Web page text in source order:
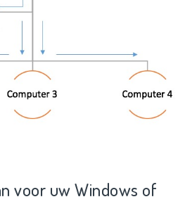
voor uw Windows of